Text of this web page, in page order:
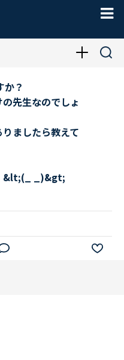
？
先生なのでしょ
ましたら教えて
&lt;(_ _)&gt;